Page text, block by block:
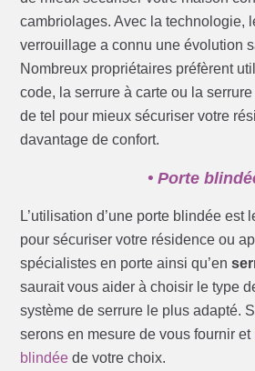
cambriolages. Avec la technologie,
verrouillage a connu une évolution
Nombreux propriétaires préfèrent
code, la serrure à carte ou la
de tel pour mieux sécuriser votre
davantage de confort.
• Porte
L’utilisation d’une porte blindée est
pour sécuriser votre résidence ou
spécialistes en porte ainsi qu’en
saurait vous aider à choisir le type
système de serrure le plus adapté.
serons en mesure de vous fournir et
blindée de votre choix.